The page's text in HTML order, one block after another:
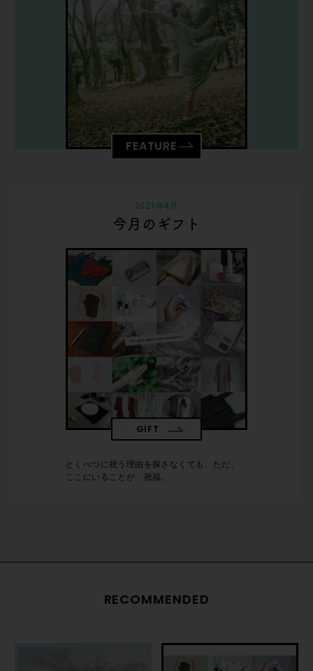
FEATURE
2021年4月
今月のギフト
GIFT
とくべつに祝う理由を探さなくても、ただ、
ここにいることが、祝福。
RECOMMENDED